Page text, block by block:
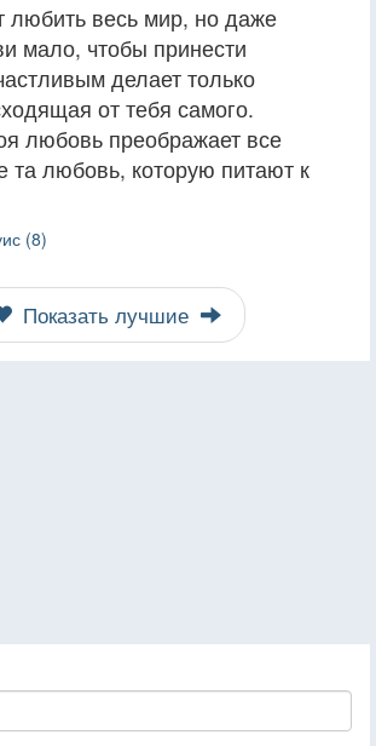
любить весь мир, но даже
мало, чтобы принести
делает только
от тебя самого.
любовь преображает все
та любовь, которую питают к
(8)
Показать лучшие